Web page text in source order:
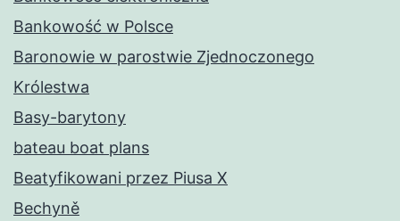
Bankowość w Polsce
Baronowie w parostwie Zjednoczonego
Królestwa
Basy-barytony
bateau boat plans
Beatyfikowani przez Piusa X
Bechyně